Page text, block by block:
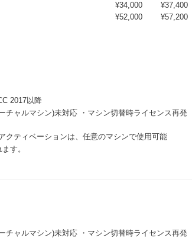
¥34,000
¥37,400
¥52,000 ¥57,200
2017以降
チャルマシン)未対応 ・マシン切替時ライセンス再発
クティベーションは、任意のマシンで使用可能
す。
チャルマシン)未対応 ・マシン切替時ライセンス再発